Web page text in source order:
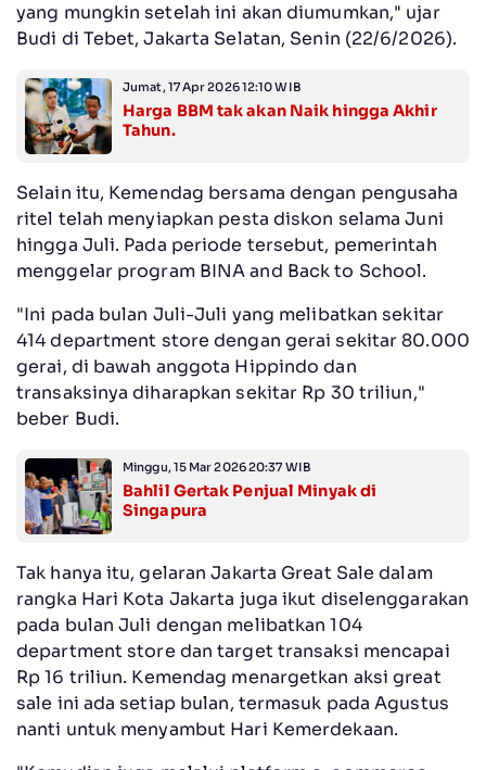
yang mungkin setelah ini akan diumumkan," ujar
Budi di Tebet, Jakarta Selatan, Senin (22/6/2026).
Jumat, 17 Apr 2026 12:10 WIB
Harga BBM tak akan Naik hingga Akhir
Tahun.
Selain itu, Kemendag bersama dengan pengusaha
ritel telah menyiapkan pesta diskon selama Juni
hingga Juli. Pada periode tersebut, pemerintah
menggelar program BINA and Back to School.
"Ini pada bulan Juli-Juli yang melibatkan sekitar
414 department store dengan gerai sekitar 80.000
gerai, di bawah anggota Hippindo dan
transaksinya diharapkan sekitar Rp 30 triliun,"
beber Budi.
Minggu, 15 Mar 2026 20:37 WIB
Bahlil Gertak Penjual Minyak di
Singapura
Tak hanya itu, gelaran Jakarta Great Sale dalam
rangka Hari Kota Jakarta juga ikut diselenggarakan
pada bulan Juli dengan melibatkan 104
department store dan target transaksi mencapai
Rp 16 triliun. Kemendag menargetkan aksi great
sale ini ada setiap bulan, termasuk pada Agustus
nanti untuk menyambut Hari Kemerdekaan.